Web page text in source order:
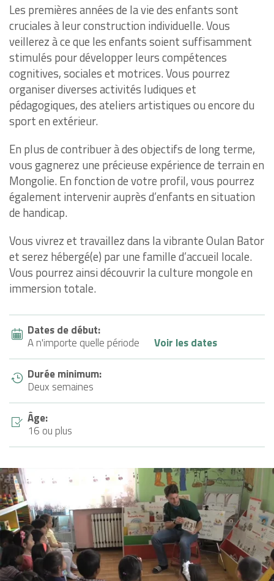
Les premières années de la vie des enfants sont
cruciales à leur construction individuelle. Vous
veillerez à ce que les enfants soient suffisamment
stimulés pour développer leurs compétences
cognitives, sociales et motrices. Vous pourrez
organiser diverses activités ludiques et
pédagogiques, des ateliers artistiques ou encore du
sport en extérieur.
En plus de contribuer à des objectifs de long terme,
vous gagnerez une précieuse expérience de terrain en
Mongolie. En fonction de votre profil, vous pourrez
également intervenir auprès d’enfants en situation
de handicap.
Vous vivrez et travaillez dans la vibrante Oulan Bator
et serez hébergé(e) par une famille d’accueil locale.
Vous pourrez ainsi découvrir la culture mongole en
immersion totale.
Dates de début:
A n'importe quelle période
Voir les dates
Durée minimum:
Deux semaines
Âge:
16 ou plus